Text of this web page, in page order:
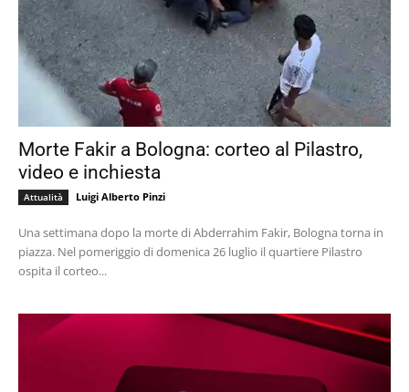
Morte Fakir a Bologna: corteo al Pilastro,
video e inchiesta
Attualità Luigi Alberto Pinzi
Una settimana dopo la morte di Abderrahim Fakir, Bologna torna in
piazza. Nel pomeriggio di domenica 26 luglio il quartiere Pilastro
ospita il corteo...